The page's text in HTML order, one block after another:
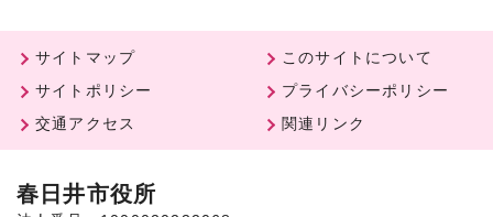
サイトマップ
このサイトについて
サイトポリシー
プライバシーポリシー
交通アクセス
関連リンク
春日井市役所